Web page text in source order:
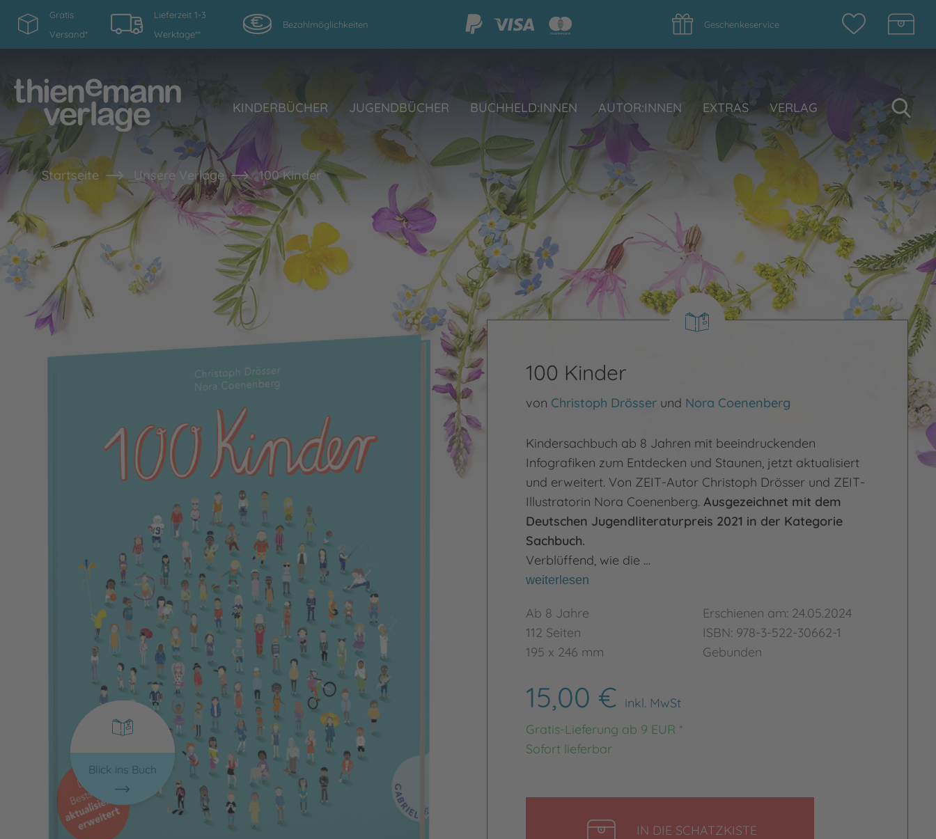
Gratis
Versand*
Lieferzeit 1-3
Werktage**
Bezahlmöglichkeiten Geschenkeservice
KINDERBÜCHER JUGENDBÜCHER BUCHHELD:INNEN AUTOR:INNEN EXTRAS VERLAG
Startseite Unsere Verlage 100 Kinder
Blick ins Buch
100 Kinder
von Christoph Drösserund Nora Coenenberg
Kindersachbuch ab 8 Jahren mit beeindruckenden
Infografiken zum Entdecken und Staunen, jetzt aktualisiert
und erweitert. Von ZEIT-Autor Christoph Drösser und ZEIT-
Illustratorin Nora Coenenberg. Ausgezeichnet mit dem
Deutschen Jugendliteraturpreis 2021 in der Kategorie
Sachbuch.
Verblüffend, wie die …
weiterlesen
Ab 8 Jahre
112 Seiten
195 x 246 mm
Erschienen am: 24.05.2024
ISBN: 978-3-522-30662-1
Gebunden
15,00 € inkl. MwSt
Gratis-Lieferung ab 9 EUR *
Sofort lieferbar
IN DIE SCHATZKISTE